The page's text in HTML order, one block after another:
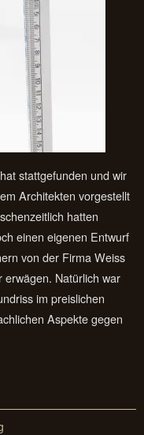
stattgefunden und wir
Architekten vorgestellt
hatten
einen eigenen Entwurf
von der Firma Weiss
Natürlich war
im preislichen
Aspekte gegen